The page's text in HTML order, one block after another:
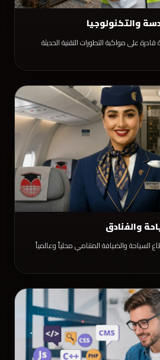
والتكنولوجيا
على مواكبة التطورات التقنية الحديثة
والفنادق
والضيافة المتنامي محلياً وعالمياً